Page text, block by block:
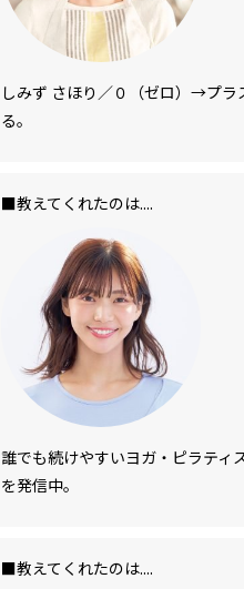
しみず さほり／０（ゼロ）→プ
る。
■教えてくれたのは....
誰でも続けやすいヨガ・ピラティ
を発信中。
■教えてくれたのは....